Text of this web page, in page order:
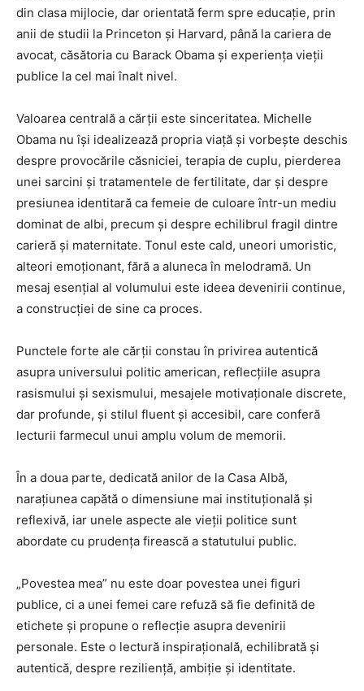
din clasa mijlocie, dar orientată ferm spre educație, prin
anii de studii la Princeton și Harvard, până la cariera de
avocat, căsătoria cu Barack Obama și experiența vieții
publice la cel mai înalt nivel.
Valoarea centrală a cărții este sinceritatea. Michelle
Obama nu își idealizează propria viață și vorbește deschis
despre provocările căsniciei, terapia de cuplu, pierderea
unei sarcini și tratamentele de fertilitate, dar și despre
presiunea identitară ca femeie de culoare într-un mediu
dominat de albi, precum și despre echilibrul fragil dintre
carieră și maternitate. Tonul este cald, uneori umoristic,
alteori emoționant, fără a aluneca în melodramă. Un
mesaj esențial al volumului este ideea devenirii continue,
a construcției de sine ca proces.
Punctele forte ale cărții constau în privirea autentică
asupra universului politic american, reflecțiile asupra
rasismului și sexismului, mesajele motivaționale discrete,
dar profunde, și stilul fluent și accesibil, care conferă
lecturii farmecul unui amplu volum de memorii.
În a doua parte, dedicată anilor de la Casa Albă,
narațiunea capătă o dimensiune mai instituțională și
reflexivă, iar unele aspecte ale vieții politice sunt
abordate cu prudența firească a statutului public.
„Povestea mea” nu este doar povestea unei figuri
publice, ci a unei femei care refuză să fie definită de
etichete și propune o reflecție asupra devenirii
personale. Este o lectură inspirațională, echilibrată și
autentică, despre reziliență, ambiție și identitate.